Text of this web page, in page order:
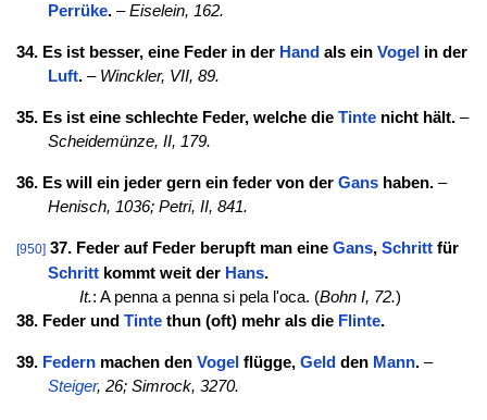
Perrüke.–Eiselein, 162.
34. Es ist besser, eine Feder in der Hand als ein Vogel in der
Luft.– Winckler, VII, 89.
35. Es ist eine schlechte Feder, welche die Tintenicht hält.–
Scheidemünze, II, 179.
36. Es will ein jeder gern ein feder von der Ganshaben.–
Henisch, 1036; Petri, II, 841.
[950]37. Feder auf Feder berupft man eine Gans, Schrittfür
Schrittkommt weit der Hans.
It.: A penna a penna si pela l'oca. (Bohn I, 72.)
38. Feder und Tintethun (oft) mehr als die Flinte.
39. Federnmachen den Vogel flügge, Geld den Mann.–
Steiger, 26; Simrock, 3270.